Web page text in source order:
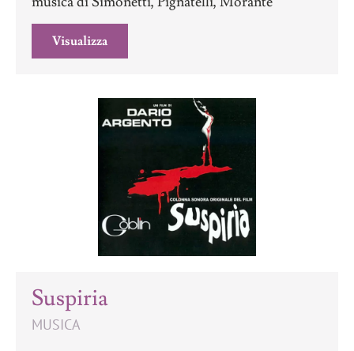
Visualizza
Suspiria
MUSICA